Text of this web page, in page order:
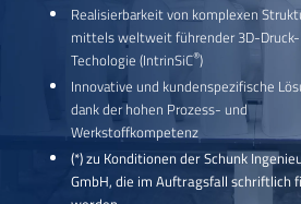
Realisierbarkeit von komplexen
mittels weltweit führender 3D-Druck-
Techologie (IntrinSiC®)
Innovative und kundenspezifische
dank der hohen Prozess- und
Werkstoffkompetenz
(*) zu Konditionen der Schunk
GmbH, die im Auftragsfall schriftlich